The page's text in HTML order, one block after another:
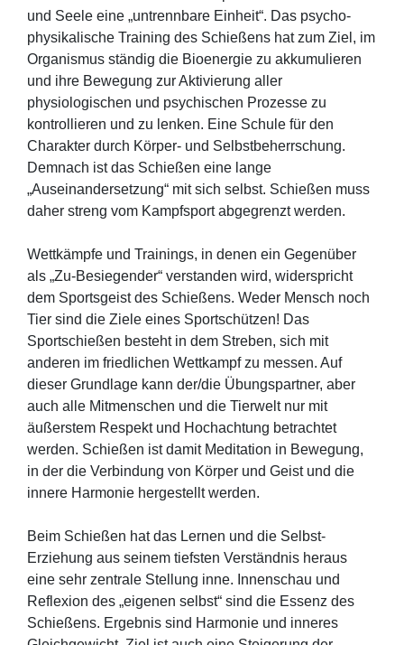
und Seele eine „untrennbare Einheit“. Das psycho-
physikalische Training des Schießens hat zum Ziel, im
Organismus ständig die Bioenergie zu akkumulieren
und ihre Bewegung zur Aktivierung aller
physiologischen und psychischen Prozesse zu
kontrollieren und zu lenken. Eine Schule für den
Charakter durch Körper- und Selbstbeherrschung.
Demnach ist das Schießen eine lange
„Auseinandersetzung“ mit sich selbst. Schießen muss
daher streng vom Kampfsport abgegrenzt werden.
Wettkämpfe und Trainings, in denen ein Gegenüber
als „Zu-Besiegender“ verstanden wird, widerspricht
dem Sportsgeist des Schießens. Weder Mensch noch
Tier sind die Ziele eines Sportschützen! Das
Sportschießen besteht in dem Streben, sich mit
anderen im friedlichen Wettkampf zu messen. Auf
dieser Grundlage kann der/die Übungspartner, aber
auch alle Mitmenschen und die Tierwelt nur mit
äußerstem Respekt und Hochachtung betrachtet
werden. Schießen ist damit Meditation in Bewegung,
in der die Verbindung von Körper und Geist und die
innere Harmonie hergestellt werden.
Beim Schießen hat das Lernen und die Selbst-
Erziehung aus seinem tiefsten Verständnis heraus
eine sehr zentrale Stellung inne. Innenschau und
Reflexion des „eigenen selbst“ sind die Essenz des
Schießens. Ergebnis sind Harmonie und inneres